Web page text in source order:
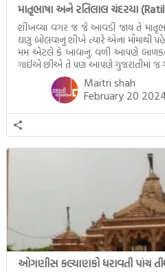
માતૃભાષા અને રતિલાલ ચંદરયા
શીખવ્યા વગર જ જે આવડી જાય તે
ઘણું બોલવાનું શીખે ત્યારે એના મોંમાથી
મમ એટલે કે ખાવાનું. વળી આપણે બાળકને
ગાઈએ છીએ તે પણ આપણે ગુજરાતીમાં જ
આમ બાળકને […]
Maitri shah
February 20